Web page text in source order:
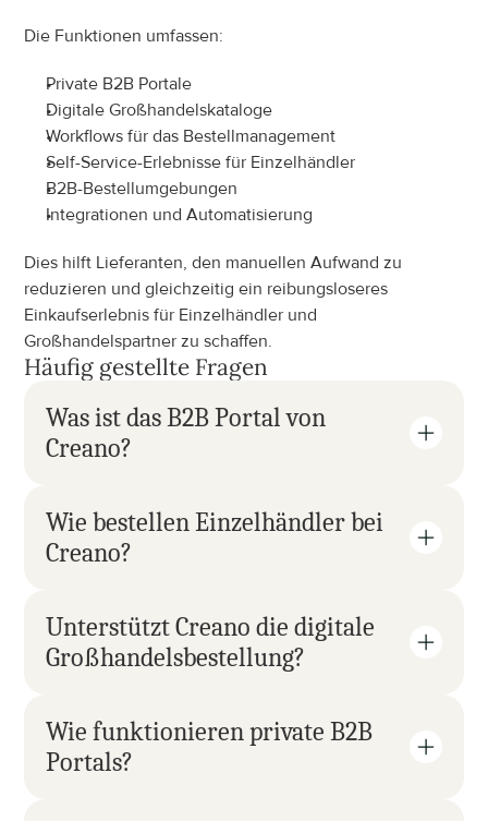
Die Funktionen umfassen:
Private B2B Portale
Digitale Großhandelskataloge
Workflows für das Bestellmanagement
Self-Service-Erlebnisse für Einzelhändler
B2B-Bestellumgebungen
Integrationen und Automatisierung
Dies hilft Lieferanten, den manuellen Aufwand zu
reduzieren und gleichzeitig ein reibungsloseres
Einkaufserlebnis für Einzelhändler und
Großhandelspartner zu schaffen.
Häufig gestellte Fragen
Was ist das B2B Portal von
Creano?
Wie bestellen Einzelhändler bei
Creano?
Unterstützt Creano die digitale
Großhandelsbestellung?
Wie funktionieren private B2B
Portals?